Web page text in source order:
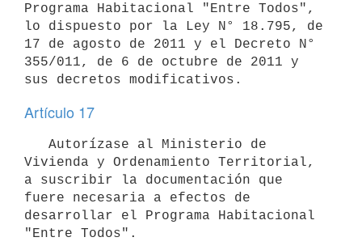
Programa Habitacional "Entre Todos",
lo dispuesto por la Ley N° 18.795, de
17 de agosto de 2011 y el Decreto N°
355/011, de 6 de octubre de 2011 y
Artículo 17
Vivienda y Ordenamiento Territorial,
a suscribir la documentación que
fuere necesaria a efectos de
desarrollar el Programa Habitacional